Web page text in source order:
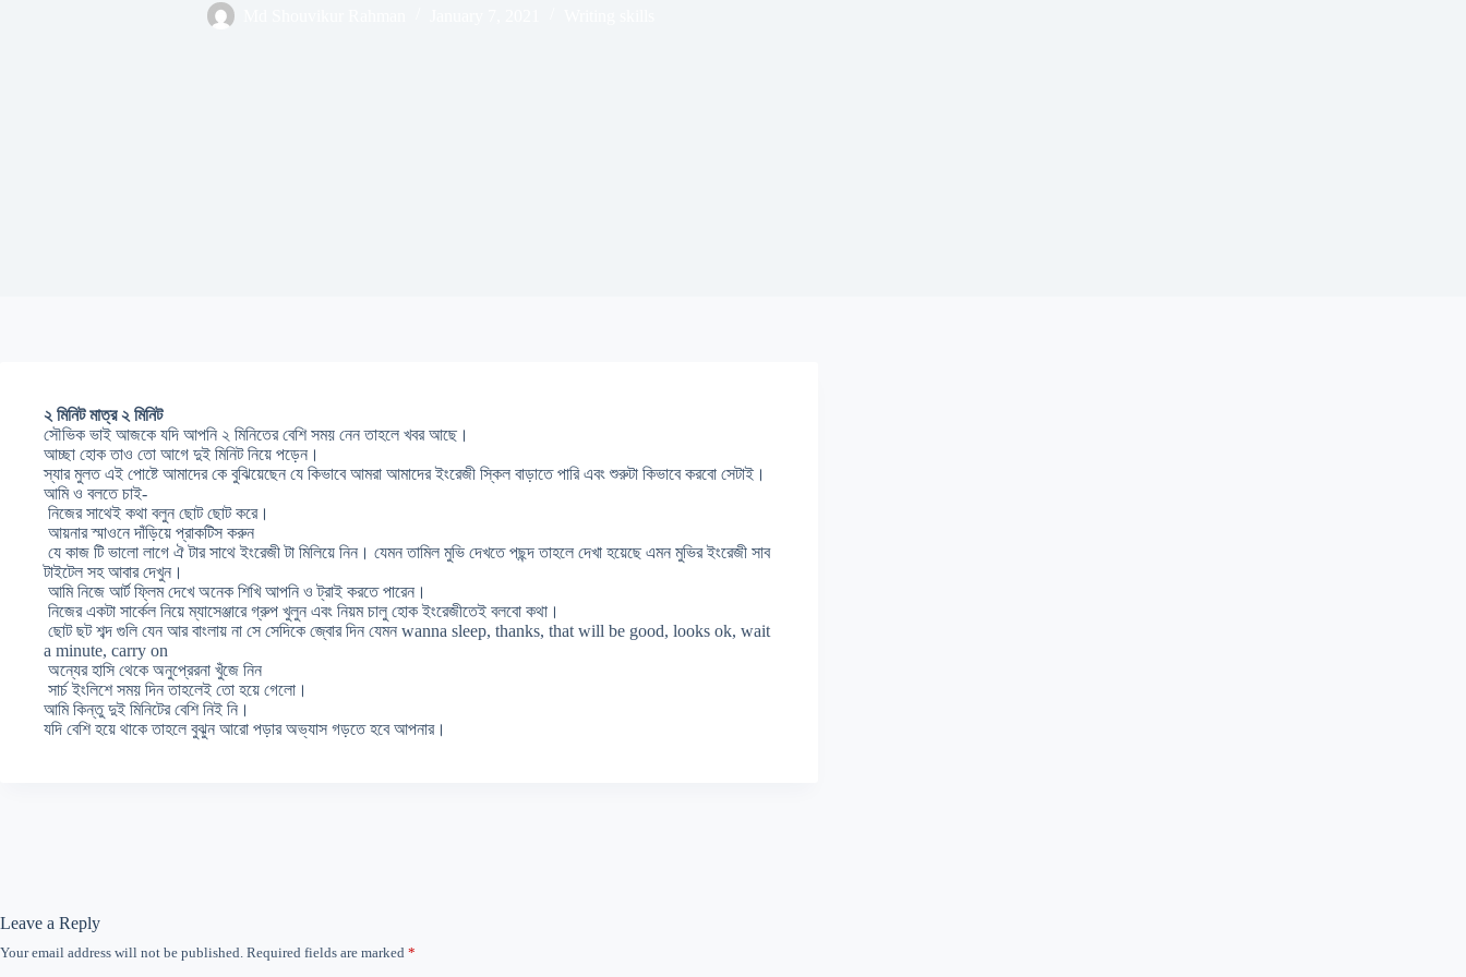
২ মিনিট মাত্র ২ মিনিট
সৌভিক ভাই আজকে যদি আপনি ২ মিনিতের বেশি সময় নেন তাহলে খবর আছে।
আচ্ছা হোক তাও তো আগে দুই মিনিট নিয়ে পড়েন।
স্যার মুলত এই পোষ্টে আমাদের কে বুঝিয়েছেন যে কিভাবে আমরা আমাদের ইংরেজী স্কিল বাড়াতে পারি এবং শুরুটা কিভাবে করবো সেটাই।
আমি ও বলতে চাই-
নিজের সাথেই কথা বলুন ছোট ছোট করে।
আয়নার স্মাওনে দাঁড়িয়ে প্রাকটিস করুন
যে কাজ টি ভালো লাগে ঐ টার সাথে ইংরেজী টা মিলিয়ে নিন। যেমন তামিল মুভি দেখতে পছন্দ তাহলে দেখা হয়েছে এমন মুভির ইংরেজী সাব
টাইটেল সহ আবার দেখুন।
আমি নিজে আর্ট ফ্লিম দেখে অনেক শিখি আপনি ও ট্রাই করতে পারেন।
নিজের একটা সার্কেল নিয়ে ম্যাসেঞ্জারে গ্রুপ খুলুন এবং নিয়ম চালু হোক ইংরেজীতেই বলবো কথা।
ছোট ছট শব্দ গুলি যেন আর বাংলায় না সে সেদিকে জ্বোর দিন যেমন wanna sleep, thanks, that will be good, looks ok, wait
a minute, carry on
অন্যের হাসি থেকে অনুপ্রেরনা খুঁজে নিন
সার্চ ইংলিশে সময় দিন তাহলেই তো হয়ে গেলো।
আমি কিন্তু দুই মিনিটের বেশি নিই নি।
যদি বেশি হয়ে থাকে তাহলে বুঝুন আরো পড়ার অভ্যাস গড়তে হবে আপনার।
Leave a Reply
Your email address will not be published. Required fields are marked *